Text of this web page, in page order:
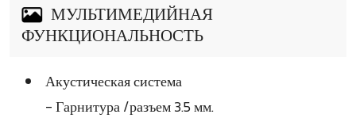
МУЛЬТИМЕДИЙНАЯ
ФУНКЦИОНАЛЬНОСТЬ
Акустическая система
- Гарнитура /разъем 3.5 мм.